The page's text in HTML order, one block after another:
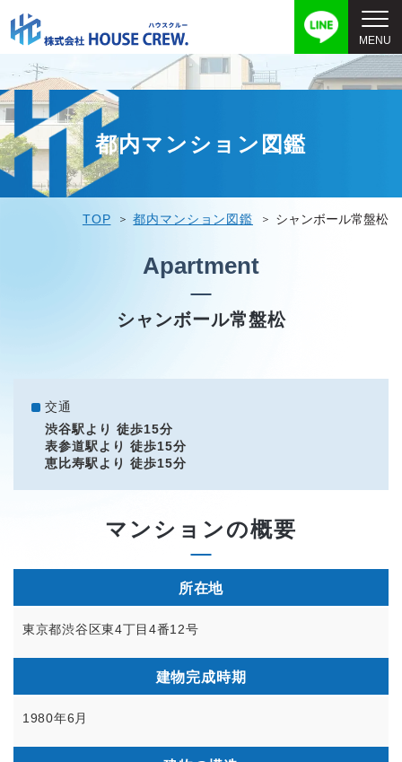
都内マンション図鑑
TOP 都内マンション図鑑 シャンボール常盤松
Apartment
シャンボール常盤松
交通
渋谷駅より 徒歩15分
表参道駅より 徒歩15分
恵比寿駅より 徒歩15分
マンションの概要
所在地
東京都渋谷区東4丁目4番12号
建物完成時期
1980年6月